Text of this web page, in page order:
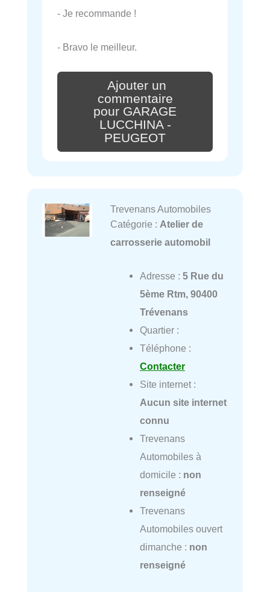
- Je recommande !
- Bravo le meilleur.
Ajouter un
commentaire
pour GARAGE
LUCCHINA -
PEUGEOT
Trevenans Automobiles
Catégorie : Atelier de
carrosserie automobil
Adresse : 5 Rue du
5ème Rtm, 90400
Trévenans
Quartier :
Téléphone :
Contacter
Site internet :
Aucun site internet
connu
Trevenans
Automobiles à
domicile : non
renseigné
Trevenans
Automobiles ouvert
dimanche : non
renseigné